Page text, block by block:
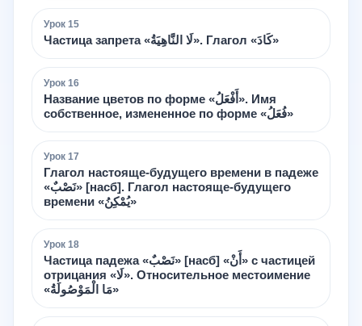
Урок 15
Частица запрета «لَا النَّاهِيَةُ». Глагол «كَادَ»
Урок 16
Название цветов по форме «أَفْعَلُ». Имя
собственное, измененное по форме «فُعَلُ»
Урок 17
Глагол настояще-будущего времени в падеже
«نَصْبٌ» [насб]. Глагол настояще-будущего
времени «يُمْكِنُ»
Урок 18
Частица падежа «نَصْبٌ» [насб] «أَنْ» с частицей
отрицания «لَا». Относительное местоимение
«مَا الْمَوْصُولَةُ»